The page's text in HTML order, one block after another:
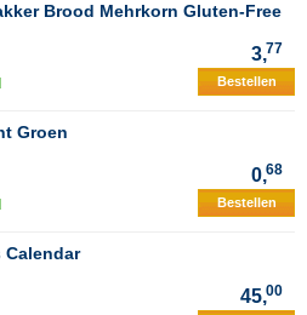
Brood Mehrkorn Gluten-Free
3,77
Bestellen
Groen
0,68
Bestellen
Calendar
45,00